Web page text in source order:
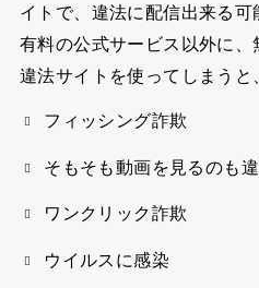
イトで、違法に配信出来る可
有料の公式サービス以外に
違法サイトを使ってしまうと
フィッシング詐欺
そもそも動画を見るのも
ワンクリック詐欺
ウイルスに感染